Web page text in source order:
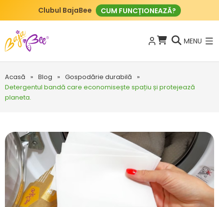
Clubul BajaBee CUM FUNCȚIONEAZĂ?
MENU
Acasă » Blog » Gospodărie durabilă
»
Detergentul bandă care economisește spațiu și protejează
planeta.